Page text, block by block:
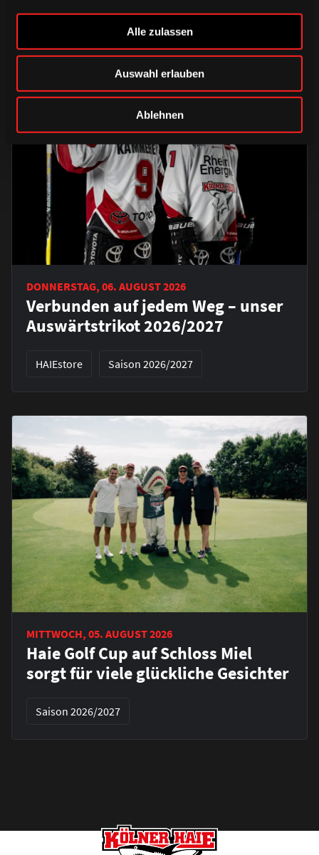
Alle zulassen
Auswahl erlauben
Ablehnen
Saison 2026/2027
DONNERSTAG, 06. AUGUST 2026
Verbunden auf jedem Weg – unser
Auswärtstrikot 2026/2027
HAIEstore Saison 2026/2027
MITTWOCH, 05. AUGUST 2026
Haie Golf Cup auf Schloss Miel
sorgt für viele glückliche Gesichter
Saison 2026/2027